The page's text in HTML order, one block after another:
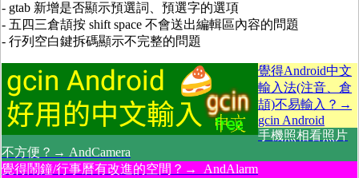
- gtab 新增是否顯示預選詞、預選字的選項
- 五四三倉頡按 shift space 不會送出編輯區內容的問題
- 行列空白鍵拆碼顯示不完整的問題
覺得Android中文
輸入法(注音、倉
頡)不易輸入？→
gcin Android
手機照相看照片
不方便？→ AndCamera
覺得鬧鐘/行事曆有改進的空間？→ AndAlarm